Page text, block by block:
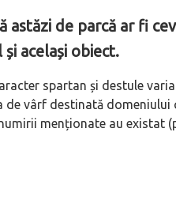
astăzi de parcă ar fi
același obiect.
spartan și destule
de vârf destinată
menționate au existat